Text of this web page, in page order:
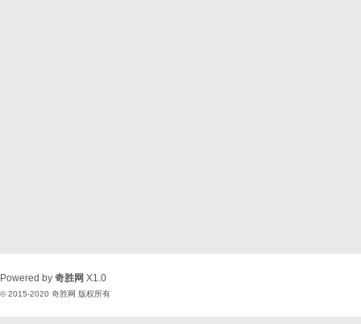
Powered by 奇胜网 X1.0
© 2015-2020 奇胜网 版权所有